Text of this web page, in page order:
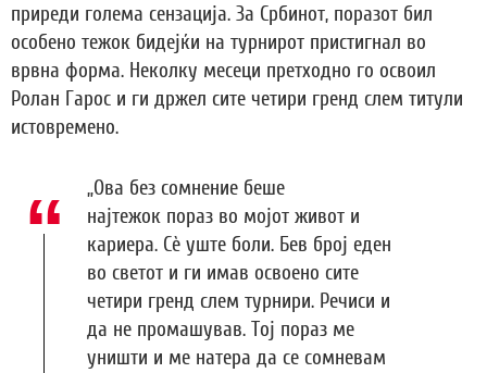
приреди голема сензација. За Србинот, поразот бил
особено тежок бидејќи на турнирот пристигнал во
врвна форма. Неколку месеци претходно го освоил
Ролан Гарос и ги држел сите четири гренд слем титули
истовремено.
„Ова без сомнение беше
најтежок пораз во мојот живот и
кариера. Сè уште боли. Бев број еден
во светот и ги имав освоено сите
четири гренд слем турнири. Речиси и
да не промашував. Тој пораз ме
уништи и ме натера да се сомневам